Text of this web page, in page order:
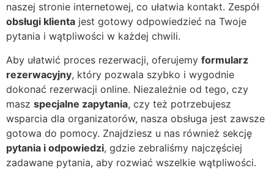
naszej stronie internetowej, co ułatwia kontakt. Zespół
obsługi klienta jest gotowy odpowiedzieć na Twoje
pytania i wątpliwości w każdej chwili.
Aby ułatwić proces rezerwacji, oferujemy formularz
rezerwacyjny, który pozwala szybko i wygodnie
dokonać rezerwacji online. Niezależnie od tego, czy
masz specjalne zapytania, czy też potrzebujesz
wsparcia dla organizatorów, nasza obsługa jest zawsze
gotowa do pomocy. Znajdziesz u nas również sekcję
pytania i odpowiedzi, gdzie zebraliśmy najczęściej
zadawane pytania, aby rozwiać wszelkie wątpliwości.